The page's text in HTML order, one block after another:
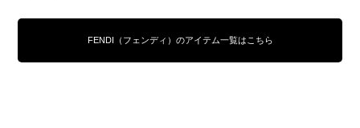
FENDI（フェンディ）のアイテム一覧はこちら